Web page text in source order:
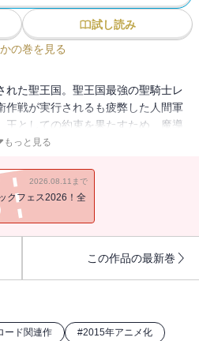
試し読み
の巻を見る
れた聖王国。聖王国最強の聖騎士レ
作戦が実行されるも疲弊した人間軍
王としての約束を果たすため、魔導
とその配下メイド悪魔にたった一人
。
もっと見る
2026.08.11まで
クフェス2026！全
この作品の最新巻
ード関連作 #2015年アニメ化